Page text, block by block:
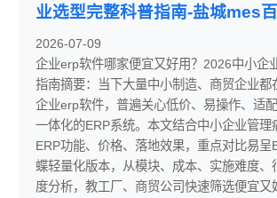
业选型完整科普指南-盐城mes
2026-07-09
企业erp软件哪家便宜又好用？2026中小企
指南摘要：当下大量中小制造、商贸企业都
企业erp软件，普遍关心低价、易操作、适
一体化的ERP系统。本文结合中小企业管理
ERP功能、价格、落地效果，重点对比易呈
蝶轻量化版本，从模块、成本、实施难度、
度分析，教工厂、商贸公司快速筛选便宜又